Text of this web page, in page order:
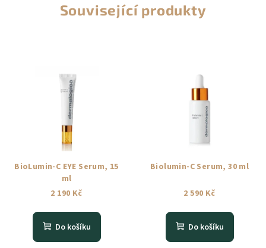
Související produkty
BioLumin-C EYE Serum, 15
ml
2 190 Kč
Do košíku
Biolumin-C Serum, 30 ml
2 590 Kč
Do košíku